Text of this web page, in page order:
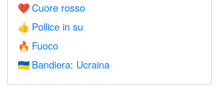
❤️ Cuore rosso
👍 Pollice in su
🔥 Fuoco
🇺🇦 Bandiera: Ucraina